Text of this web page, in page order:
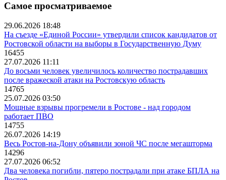
Самое просматриваемое
29.06.2026 18:48
На съезде «Единой России» утвердили список кандидатов от
Ростовской области на выборы в Государственную Думу
16455
27.07.2026 11:11
До восьми человек увеличилось количество пострадавших
после вражеской атаки на Ростовскую область
14765
25.07.2026 03:50
Мощные взрывы прогремели в Ростове - над городом
работает ПВО
14755
26.07.2026 14:19
Весь Ростов-на-Дону объявили зоной ЧС после мегашторма
14296
27.07.2026 06:52
Два человека погибли, пятеро пострадали при атаке БПЛА на